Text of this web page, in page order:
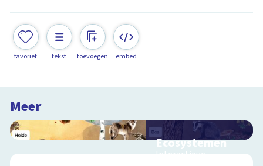
favoriet tekst toevoegen embed
Meer
Ecosystemen
Interactieve